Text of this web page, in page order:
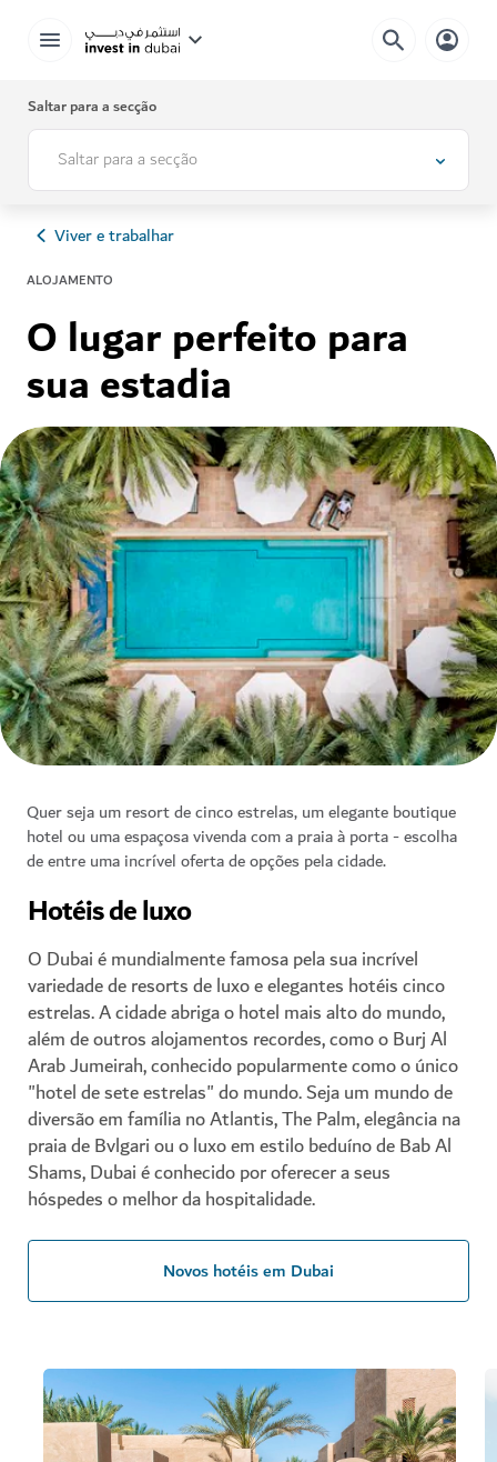
Saltar para a secção
Saltar para a secção
Viver e trabalhar
ALOJAMENTO
O lugar perfeito para
sua estadia
Quer seja um resort de cinco estrelas, um elegante boutique
hotel ou uma espaçosa vivenda com a praia à porta - escolha
de entre uma incrível oferta de opções pela cidade.
Hotéis de luxo
O Dubai é mundialmente famosa pela sua incrível
variedade de resorts de luxo e elegantes hotéis cinco
estrelas. A cidade abriga o hotel mais alto do mundo,
além de outros alojamentos recordes, como o Burj Al
Arab Jumeirah, conhecido popularmente como o único
"hotel de sete estrelas" do mundo. Seja um mundo de
diversão em família no Atlantis, The Palm, elegância na
praia de Bvlgari ou o luxo em estilo beduíno de Bab Al
Shams, Dubai é conhecido por oferecer a seus
hóspedes o melhor da hospitalidade.
Novos hotéis em Dubai